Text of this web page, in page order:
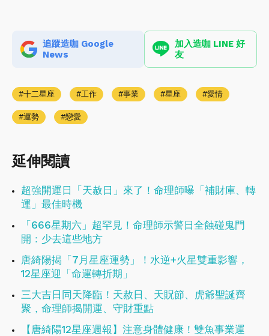
追蹤造咖 Google
News
加入造咖 LINE 好
友
十二星座 工作 事業 星座 愛情
運勢 戀愛
延伸閱讀
超強開運日「天赦日」來了！命理師曝「補財庫、轉
運」最佳時機
「666星期六」超罕見！命理師示警日全蝕碰鬼門
開：少去這些地方
唐綺陽揭「7月星座運勢」！水逆+火星雙重影響，
12星座迎「命運轉折期」
三大吉日同天降臨！天赦日、天貺節、虎爺聖誕齊
聚，命理師揭開運、守財重點
【唐綺陽12星座週報】注意身體健康！​​​​​​​雙魚事業運